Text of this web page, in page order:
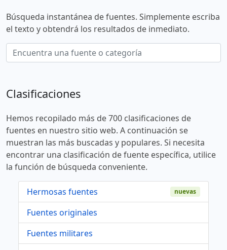
Búsqueda instantánea de fuentes. Simplemente escriba
el texto y obtendrá los resultados de inmediato.
Clasificaciones
Hemos recopilado más de 700 clasificaciones de
fuentes en nuestro sitio web. A continuación se
muestran las más buscadas y populares. Si necesita
encontrar una clasificación de fuente específica, utilice
la función de búsqueda conveniente.
Hermosas fuentes nuevas
Fuentes originales
Fuentes militares